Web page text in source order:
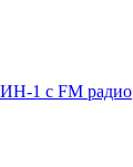
ИН-1 с FM радио